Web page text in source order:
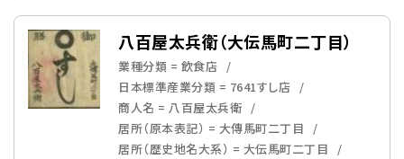
八百屋太兵衛（大伝馬町二丁目）
業種分類 = 飲食店
日本標準産業分類 = 7641すし店
商人名 = 八百屋太兵衛
居所（原本表記） = 大傳馬町二丁目
居所（歴史地名大系） = 大伝馬町二丁目